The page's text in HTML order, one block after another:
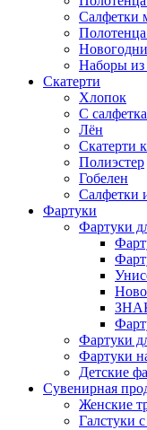
Салфетки
Наборы из
Скатерти
Хлопок
С
Лён
Скатерти
Полиэстер
Гобелен
Салфетки
Фартуки
Фартуки
Фартуки
Фартуки
Детские
Сувенирная
Женские
Галстуки